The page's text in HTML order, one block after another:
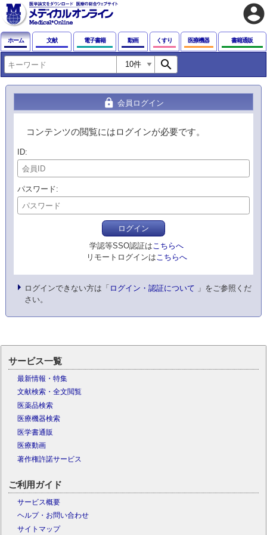
account_circle
ホーム 文献 電子書籍 動画 くすり 医療機器 書籍通販
search
lock 会員ログイン
コンテンツの閲覧にはログインが必要です。
ID
パスワード
ログイン
学認等SSO認証はこちらへ
リモートログインはこちらへ
ログインできない方は「 ログイン・認証について 」をご参照くだ
さい。
サービス一覧
最新情報・特集
文献検索・全文閲覧
医薬品検索
医療機器検索
医学書通販
医療動画
著作権許諾サービス
ご利用ガイド
サービス概要
ヘルプ・お問い合わせ
サイトマップ